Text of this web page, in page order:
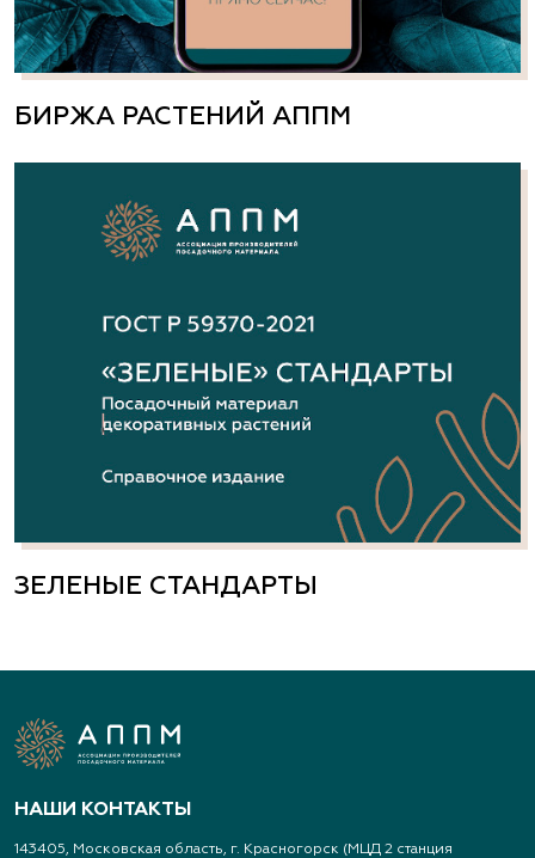
БИРЖА РАСТЕНИЙ АППМ
ЗЕЛЕНЫЕ СТАНДАРТЫ
НАШИ КОНТАКТЫ
143405, Московская область, г. Красногорск (МЦД 2 станция